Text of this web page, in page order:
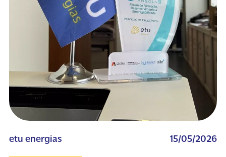
etu energias 15/05/2026